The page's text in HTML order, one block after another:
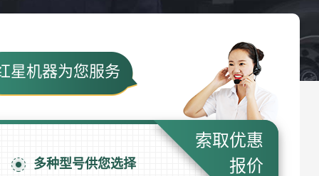
多种型号供您选择
星机器为您服务
索取优惠
报价